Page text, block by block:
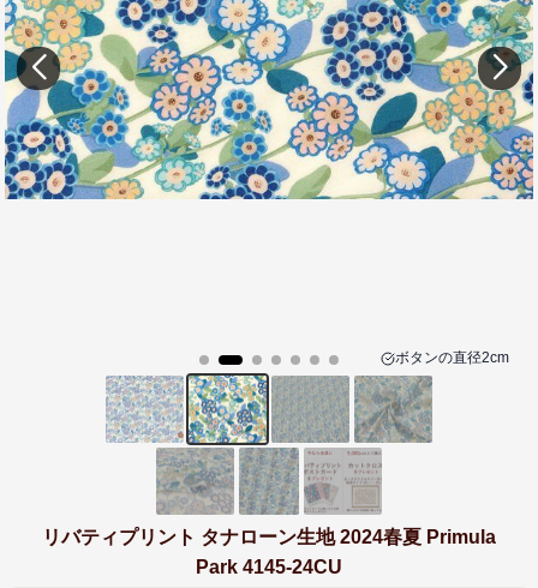
ボタンの直径2cm
リバティプリント タナローン生地 2024春夏 Primula
Park 4145-24CU